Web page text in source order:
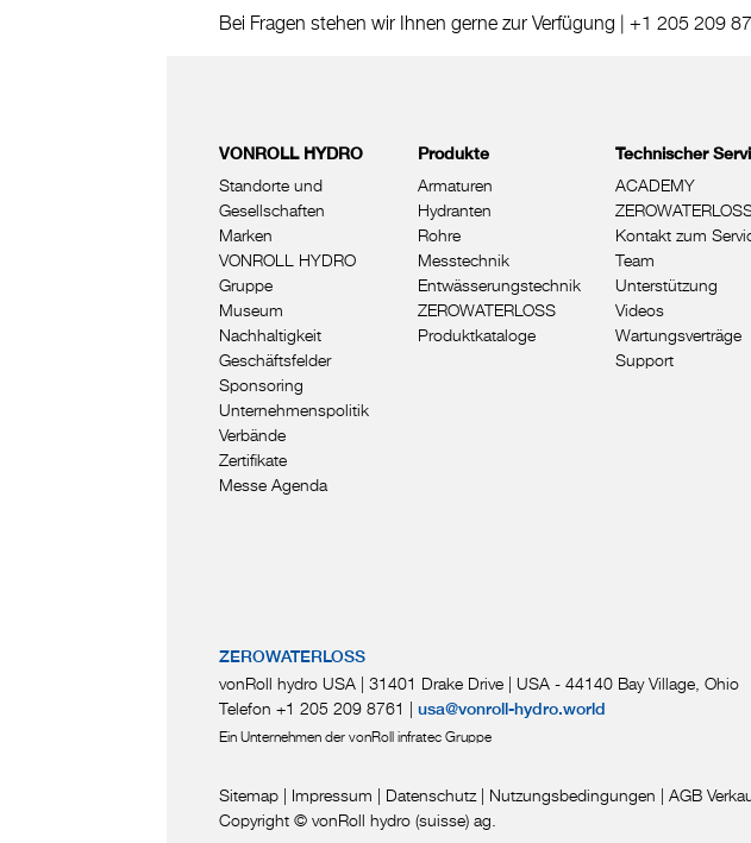
Bei Fragen stehen wir Ihnen gerne zur Verfügung | +1 205 209
VONROLL HYDRO
Standorte und
Gesellschaften
Marken
VONROLL HYDRO
Gruppe
Museum
Nachhaltigkeit
Geschäftsfelder
Sponsoring
Unternehmenspolitik
Verbände
Zertifikate
Messe Agenda
Produkte
Armaturen
Hydranten
Rohre
Messtechnik
Entwässerungstechnik
ZEROWATERLOSS
Produktkataloge
Technischer
ACADEMY
Kontakt zum
Team
Unterstützung
Videos
Wartungsverträge
Support
ZEROWATERLOSS
vonRoll hydro USA | 31401 Drake Drive | USA - 44140 Bay Village, Ohio
Telefon +1 205 209 8761 | usa@vonroll-hydro.world
Ein Unternehmen der vonRoll infratec Gruppe
Sitemap | Impressum | Datenschutz | Nutzungsbedingungen | AGB
Copyright © vonRoll hydro (suisse) ag.